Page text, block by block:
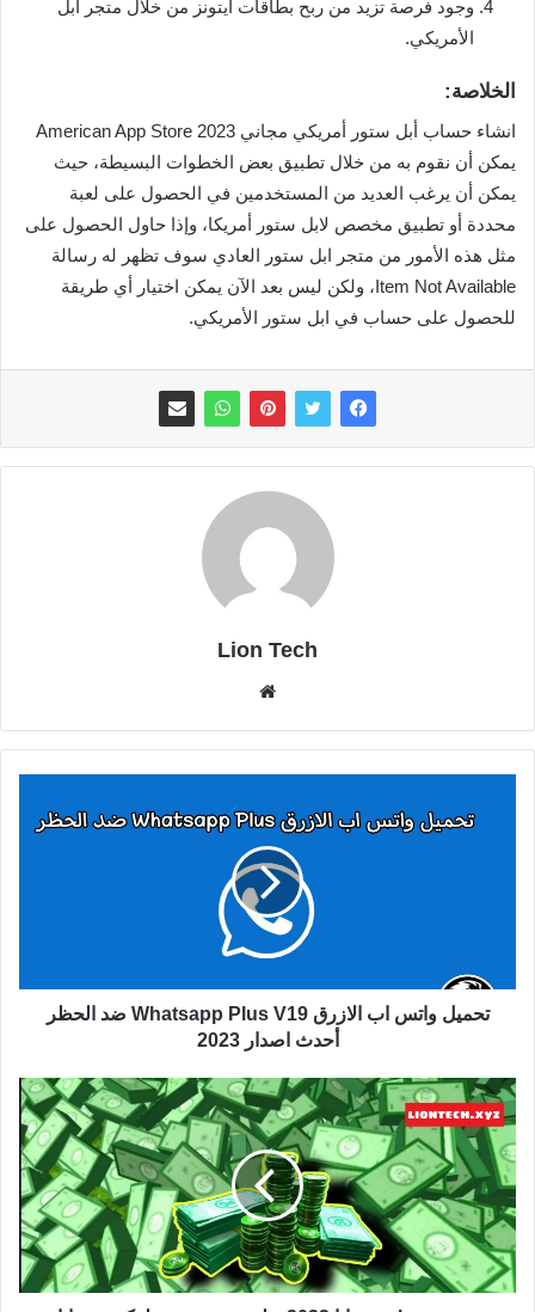
وجود فرصة تزيد من ربح بطاقات ايتونز من خلال متجر ابل
الأمريكي.
الخلاصة:
انشاء حساب أبل ستور أمريكي مجاني 2023 American App Store
يمكن أن نقوم به من خلال تطبيق بعض الخطوات البسيطة، حيث
يمكن أن يرغب العديد من المستخدمين في الحصول على لعبة
محددة أو تطبيق مخصص لابل ستور أمريكا، وإذا حاول الحصول على
مثل هذه الأمور من متجر ابل ستور العادي سوف تظهر له رسالة
Item Not Available، ولكن ليس بعد الآن يمكن اختيار أي طريقة
للحصول على حساب في ابل ستور الأمريكي.
Lion Tech
تحميل واتس اب الازرق Whatsapp Plus V19 ضد الحظر
أحدث اصدار 2023